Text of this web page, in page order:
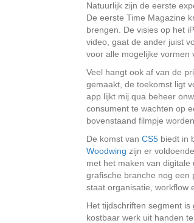
Natuurlijk zijn de eerste
De eerste Time Magazine
brengen. De visies op het
video, gaat de ander juist
voor alle mogelijke vormen
Veel hangt ook af van de
gemaakt, de toekomst ligt
app lijkt mij qua beheer
consument te wachten op
bovenstaand filmpje
De komst van CS5 biedt in
Woodwing zijn er
met het maken van
grafische branche nog een
staat organisatie, workflow
Het tijdschriften segment
kostbaar werk uit handen